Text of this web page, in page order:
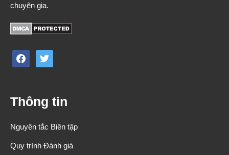
chuyên gia.
facebooktwitter
Thông tin
Nguyên tắc Biên tập
Quy trình Đánh giá